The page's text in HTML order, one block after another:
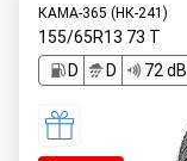
КАМА-365 (НК-241)
155/65R13 73 T
D
D 72 dB